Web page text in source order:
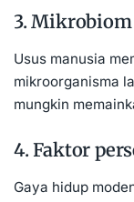
3.
Usus manusia
mikroorganisma
mungkin
4. Faktor
Gaya hidup